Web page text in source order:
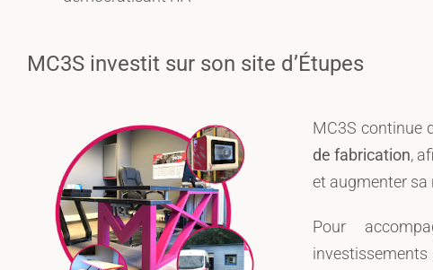
MC3S investit sur son site d’Étupes
MC3S continue
de fabrication,
et augmenter sa
Pour